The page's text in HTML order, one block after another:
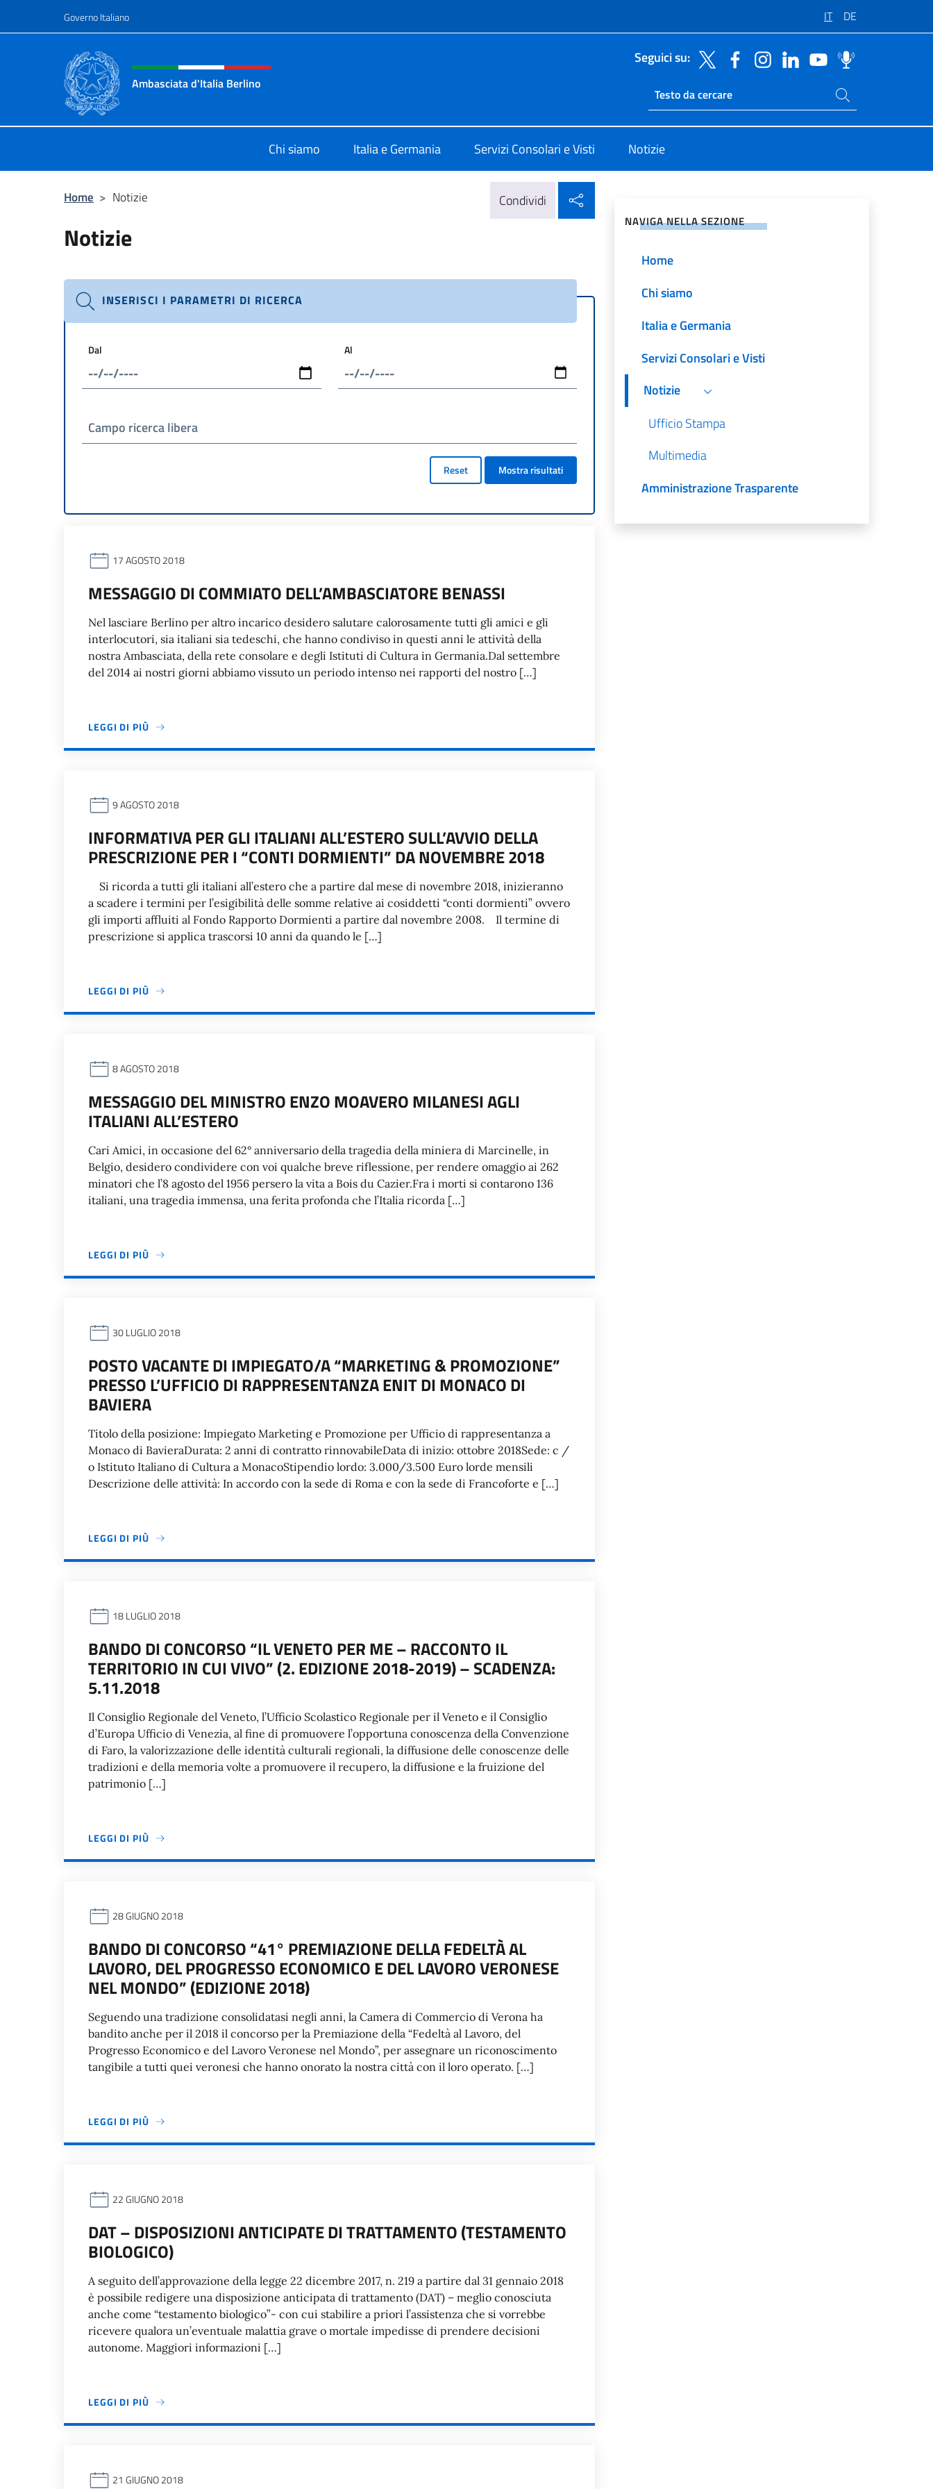
Governo Italiano IT DE
Intestazione sito, social e menù
Ambasciata d'Italia Berlino
Seguici su:
Ricerca sito live
Cerca nel sito
Chi siamo Italia e Germania Servizi Consolari e Visti Notizie
Home > Notizie Condividi
Notizie
INSERISCI I PARAMETRI DI RICERCA
Dal Al
Campo ricerca libera
Reset Mostra risultati
17 AGOSTO 2018
MESSAGGIO DI COMMIATO DELL’AMBASCIATORE BENASSI
Nel lasciare Berlino per altro incarico desidero salutare calorosamente tutti gli amici e gli
interlocutori, sia italiani sia tedeschi, che hanno condiviso in questi anni le attività della
nostra Ambasciata, della rete consolare e degli Istituti di Cultura in Germania.Dal settembre
del 2014 ai nostri giorni abbiamo vissuto un periodo intenso nei rapporti del nostro […]
LEGGI DI PIÙ
9 AGOSTO 2018
INFORMATIVA PER GLI ITALIANI ALL’ESTERO SULL’AVVIO DELLA
PRESCRIZIONE PER I “CONTI DORMIENTI” DA NOVEMBRE 2018
Si ricorda a tutti gli italiani all’estero che a partire dal mese di novembre 2018, inizieranno
a scadere i termini per l’esigibilità delle somme relative ai cosiddetti “conti dormienti” ovvero
gli importi affluiti al Fondo Rapporto Dormienti a partire dal novembre 2008. Il termine di
prescrizione si applica trascorsi 10 anni da quando le […]
LEGGI DI PIÙ
8 AGOSTO 2018
MESSAGGIO DEL MINISTRO ENZO MOAVERO MILANESI AGLI
ITALIANI ALL’ESTERO
Cari Amici, in occasione del 62° anniversario della tragedia della miniera di Marcinelle, in
Belgio, desidero condividere con voi qualche breve riflessione, per rendere omaggio ai 262
minatori che l’8 agosto del 1956 persero la vita a Bois du Cazier.Fra i morti si contarono 136
italiani, una tragedia immensa, una ferita profonda che l’Italia ricorda […]
LEGGI DI PIÙ
30 LUGLIO 2018
POSTO VACANTE DI IMPIEGATO/A “MARKETING & PROMOZIONE”
PRESSO L’UFFICIO DI RAPPRESENTANZA ENIT DI MONACO DI
BAVIERA
Titolo della posizione: Impiegato Marketing e Promozione per Ufficio di rappresentanza a
Monaco di BavieraDurata: 2 anni di contratto rinnovabileData di inizio: ottobre 2018Sede: c /
o Istituto Italiano di Cultura a MonacoStipendio lordo: 3.000/3.500 Euro lorde mensili
Descrizione delle attività: In accordo con la sede di Roma e con la sede di Francoforte e […]
LEGGI DI PIÙ
18 LUGLIO 2018
BANDO DI CONCORSO “IL VENETO PER ME – RACCONTO IL
TERRITORIO IN CUI VIVO” (2. EDIZIONE 2018-2019) – SCADENZA:
5.11.2018
Il Consiglio Regionale del Veneto, l’Ufficio Scolastico Regionale per il Veneto e il Consiglio
d’Europa Ufficio di Venezia, al fine di promuovere l’opportuna conoscenza della Convenzione
di Faro, la valorizzazione delle identità culturali regionali, la diffusione delle conoscenze delle
tradizioni e della memoria volte a promuovere il recupero, la diffusione e la fruizione del
patrimonio […]
LEGGI DI PIÙ
28 GIUGNO 2018
BANDO DI CONCORSO “41° PREMIAZIONE DELLA FEDELTÀ AL
LAVORO, DEL PROGRESSO ECONOMICO E DEL LAVORO VERONESE
NEL MONDO” (EDIZIONE 2018)
Seguendo una tradizione consolidatasi negli anni, la Camera di Commercio di Verona ha
bandito anche per il 2018 il concorso per la Premiazione della “Fedeltà al Lavoro, del
Progresso Economico e del Lavoro Veronese nel Mondo”, per assegnare un riconoscimento
tangibile a tutti quei veronesi che hanno onorato la nostra città con il loro operato. […]
LEGGI DI PIÙ
22 GIUGNO 2018
DAT – DISPOSIZIONI ANTICIPATE DI TRATTAMENTO (TESTAMENTO
BIOLOGICO)
A seguito dell’approvazione della legge 22 dicembre 2017, n. 219 a partire dal 31 gennaio 2018
è possibile redigere una disposizione anticipata di trattamento (DAT) – meglio conosciuta
anche come “testamento biologico”- con cui stabilire a priori l’assistenza che si vorrebbe
ricevere qualora un’eventuale malattia grave o mortale impedisse di prendere decisioni
autonome. Maggiori informazioni […]
LEGGI DI PIÙ
21 GIUGNO 2018
NAVIGA NELLA SEZIONE
Home
Chi siamo
Italia e Germania
Servizi Consolari e Visti
Notizie
Ufficio Stampa
Multimedia
Amministrazione Trasparente